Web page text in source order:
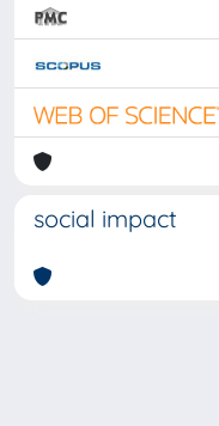
social impact